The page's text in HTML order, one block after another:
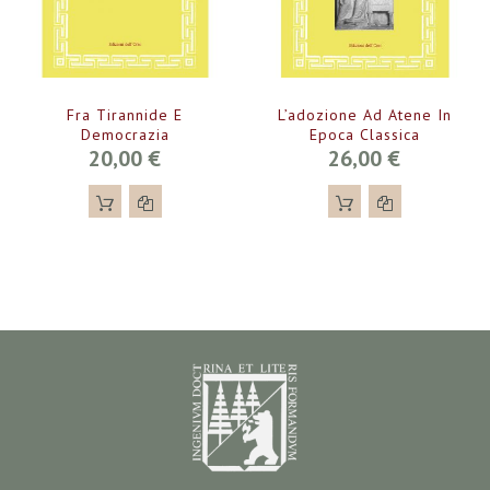
Fra Tirannide E
Democrazia
20,00 €
L’adozione Ad Atene In
Epoca Classica
26,00 €